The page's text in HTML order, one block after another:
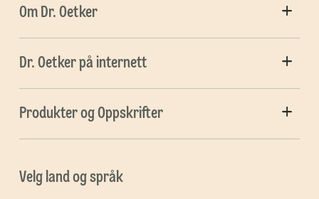
Om Dr. Oetker
Dr. Oetker på internett
Produkter og Oppskrifter
Velg land og språk